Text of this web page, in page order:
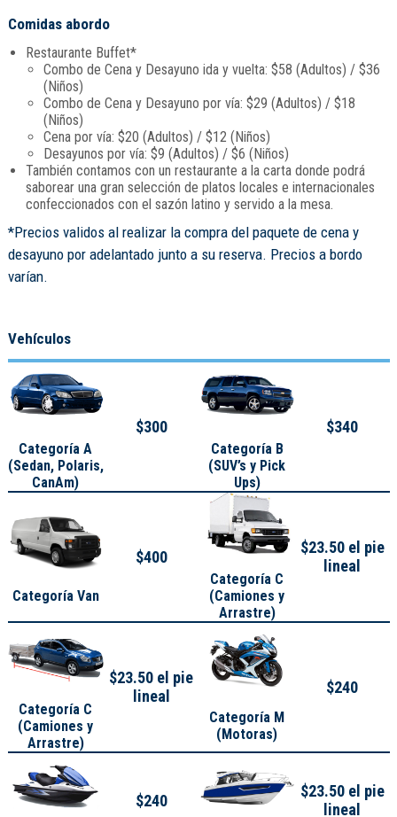
Comidas abordo
Restaurante Buffet*
Combo de Cena y Desayuno ida y vuelta: $58 (Adultos) / $36
(Niños)
Combo de Cena y Desayuno por vía: $29 (Adultos) / $18
(Niños)
Cena por vía: $20 (Adultos) / $12 (Niños)
Desayunos por vía: $9 (Adultos) / $6 (Niños)
También contamos con un restaurante a la carta donde podrá
saborear una gran selección de platos locales e internacionales
confeccionados con el sazón latino y servido a la mesa.
*Precios validos al realizar la compra del paquete de cena y
desayuno por adelantado junto a su reserva. Precios a bordo
varían.
Vehículos
Categoría A
(Sedan, Polaris,
CanAm)
$300
Categoría B
(SUV’s y Pick
Ups)
$340
Categoría Van
$400
Categoría C
(Camiones y
Arrastre)
$23.50 el pie
lineal
Categoría C
(Camiones y
Arrastre)
$23.50 el pie
lineal
Categoría M
(Motoras)
$240
$240
$23.50 el pie
lineal